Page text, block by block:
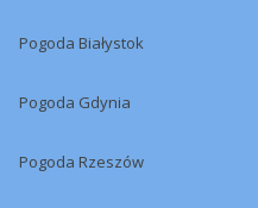
Pogoda Białystok
Pogoda Gdynia
Pogoda Rzeszów